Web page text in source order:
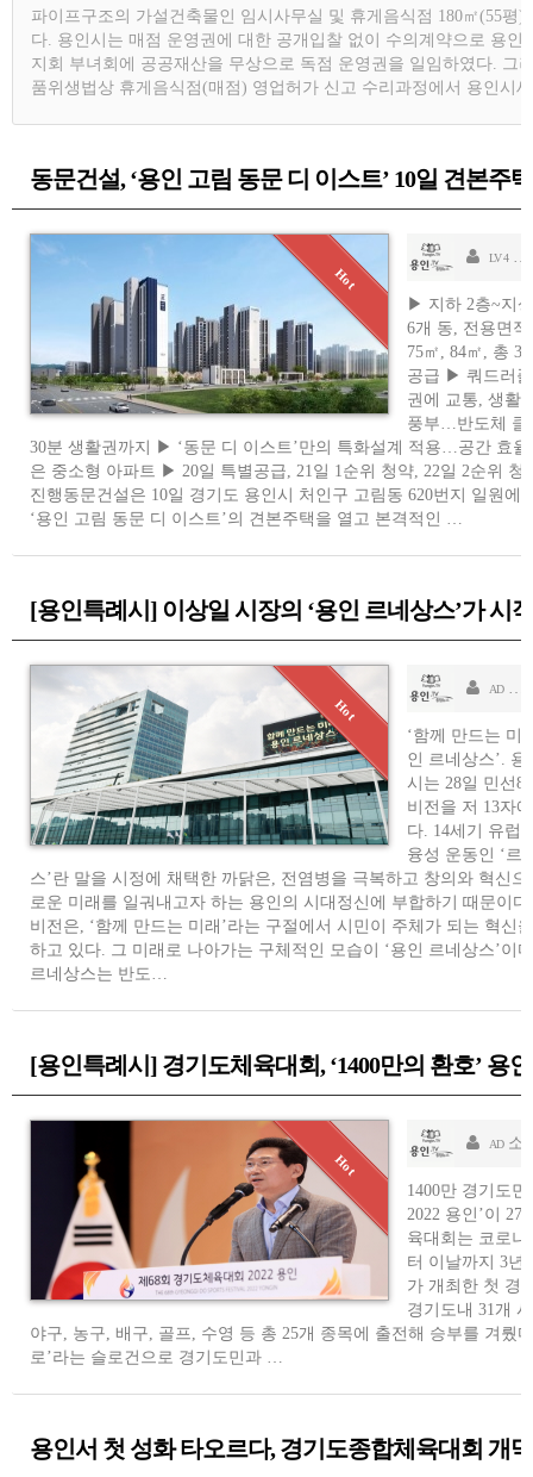
파이프구조의 가설건축물인 임시사무실 및 휴게음식점 180㎡(55평)
다. 용인시는 매점 운영권에 대한 공개입찰 없이 수의계약으로 용인
지회 부녀회에 공공재산을 무상으로 독점 운영권을 일임하였다. 그
품위생법상 휴게음식점(매점) 영업허가 신고 수리과정에서 용인시
동문건설, ‘용인 고림 동문 디 이스트’ 10일 견본주
LV 4 승
▶ 지하 2층~지
6개 동, 전용면적
75㎡, 84㎡, 총
공급 ▶ 쿼드러
권에 교통, 생활
풍부…반도체 클
30분 생활권까지 ▶ ‘동문 디 이스트’만의 특화설계 적용…공간 효율
은 중소형 아파트 ▶ 20일 특별공급, 21일 1순위 청약, 22일 2순위 청
진행동문건설은 10일 경기도 용인시 처인구 고림동 620번지 일원에
‘용인 고림 동문 디 이스트’의 견본주택을 열고 본격적인 …
[용인특례시] 이상일 시장의 ‘용인 르네상스’가 시
AD 소
‘함께 만드는 미
인 르네상스’. 용
시는 28일 민선8
비전을 저 13자
다. 14세기 유럽
융성 운동인 ‘르
스’란 말을 시정에 채택한 까닭은, 전염병을 극복하고 창의와 혁신으
로운 미래를 일궈내고자 하는 용인의 시대정신에 부합하기 때문이다
비전은, ‘함께 만드는 미래’라는 구절에서 시민이 주체가 되는 혁신
하고 있다. 그 미래로 나아가는 구체적인 모습이 ‘용인 르네상스’이
르네상스는 반도…
[용인특례시] 경기도체육대회, ‘1400만의 환호’ 용
AD 소
1400만 경기도
2022 용인’이
육대회는 코로
터 이날까지 3년
가 개최한 첫 경
경기도내 31개
야구, 농구, 배구, 골프, 수영 등 총 25개 종목에 출전해 승부를 겨뤘
로’라는 슬로건으로 경기도민과 …
용인서 첫 성화 타오르다, 경기도종합체육대회 개막